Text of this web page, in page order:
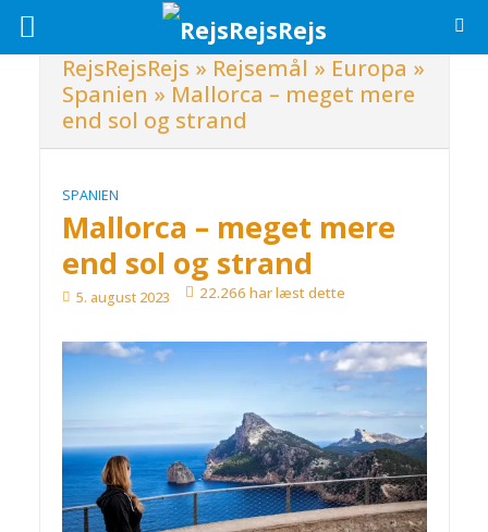
RejsRejsRejs » Rejsemål » Europa »
Spanien » Mallorca – meget mere
end sol og strand
SPANIEN
Mallorca – meget mere
end sol og strand
5. august 2023 22.266 har læst dette